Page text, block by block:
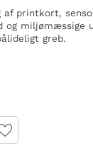
af printkort,
og miljømæssige
greb.